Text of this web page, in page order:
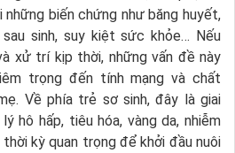
biến chứng như băng huyết,
sinh, suy kiệt sức khỏe… Nếu
xử trí kịp thời, những vấn đề này
trọng đến tính mạng và chất
Về phía trẻ sơ sinh, đây là giai
hô hấp, tiêu hóa, vàng da, nhiễm
kỳ quan trọng để khởi đầu nuôi